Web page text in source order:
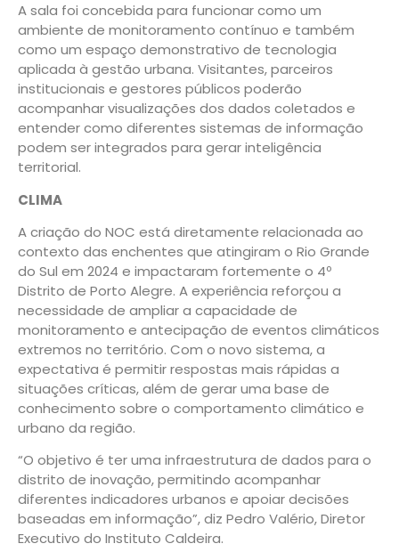
A sala foi concebida para funcionar como um
ambiente de monitoramento contínuo e também
como um espaço demonstrativo de tecnologia
aplicada à gestão urbana. Visitantes, parceiros
institucionais e gestores públicos poderão
acompanhar visualizações dos dados coletados e
entender como diferentes sistemas de informação
podem ser integrados para gerar inteligência
territorial.
CLIMA
A criação do NOC está diretamente relacionada ao
contexto das enchentes que atingiram o Rio Grande
do Sul em 2024 e impactaram fortemente o 4º
Distrito de Porto Alegre. A experiência reforçou a
necessidade de ampliar a capacidade de
monitoramento e antecipação de eventos climáticos
extremos no território. Com o novo sistema, a
expectativa é permitir respostas mais rápidas a
situações críticas, além de gerar uma base de
conhecimento sobre o comportamento climático e
urbano da região.
“O objetivo é ter uma infraestrutura de dados para o
distrito de inovação, permitindo acompanhar
diferentes indicadores urbanos e apoiar decisões
baseadas em informação”, diz Pedro Valério, Diretor
Executivo do Instituto Caldeira.